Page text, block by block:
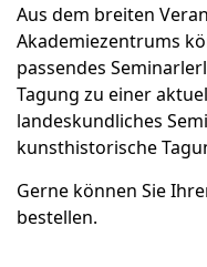
Aus dem breiten
Akademiezentrums
passendes
Tagung zu einer
landeskundliches
kunsthistorische
Gerne können Sie
bestellen.